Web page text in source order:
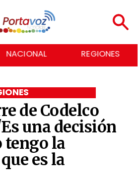
REGIONES ECONOMÍA
de Codelco
una decisión
la
es la